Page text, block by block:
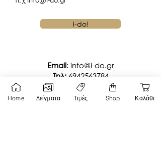
i-do!
Email: info@i-do.gr
Tηλ: 6942563784
Viber Chat
Home Δείγματα Τιμές Shop Καλάθι